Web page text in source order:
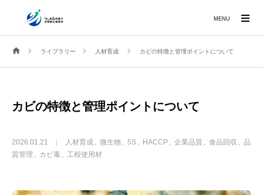
ライブラリー 人材育成 カビの特徴と管理ポイントについて
カビの特徴と管理ポイントについて
2026.01.21 人材育成 微生物 5S HACCP 企業品質 食品回収
品
質管理
カビ毒 工程使用材
MENU